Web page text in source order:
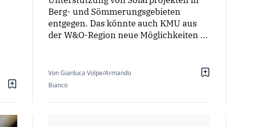
Berg- und Sömmerungsgebieten
entgegen. Das könnte auch KMU aus
der W&O-Region neue Möglichkeiten ...
Von Gianluca Volpe/Armando
Bianco